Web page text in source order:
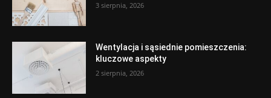
3 sierpnia, 2026
Wentylacja i sąsiednie pomieszczenia:
kluczowe aspekty
2 sierpnia, 2026